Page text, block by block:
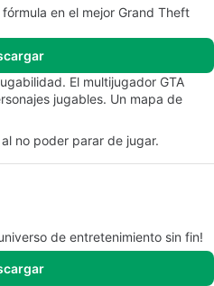
en el mejor Grand Theft
El multijugador GTA
jugables. Un mapa de
no poder parar de jugar.
de entretenimiento sin fin!